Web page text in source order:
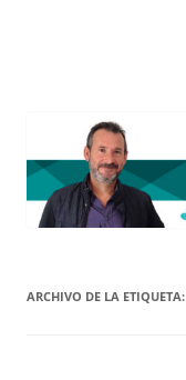
ARCHIVO DE LA ETIQUETA: